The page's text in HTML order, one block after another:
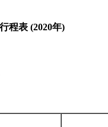
程表 (2020年)